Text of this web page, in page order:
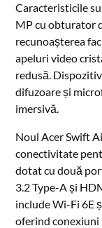
Caracteristicile
MP cu obturator
recunoașterea
apeluri video
redusă.
difuzoare și
imersivă.
Noul Acer Swift
conectivitate
dotat cu două
3.2 Type-A și
include Wi-Fi 6E
oferind conexiuni